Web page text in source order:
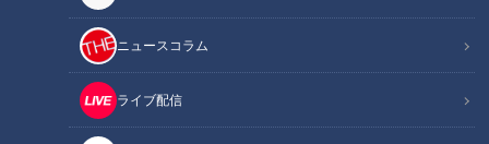
ニュースコラム
ライブ配信